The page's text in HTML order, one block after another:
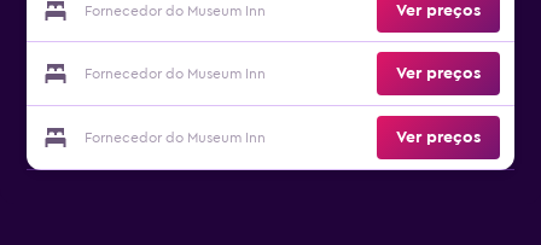
Fornecedor do Museum Inn Ver preços
Fornecedor do Museum Inn Ver preços
Fornecedor do Museum Inn Ver preços